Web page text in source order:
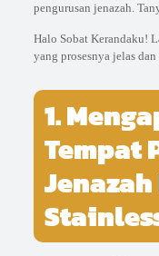
pengurusan jenazah.
Halo Sobat Kerandaku!
yang prosesnya jelas
1.
Tempat